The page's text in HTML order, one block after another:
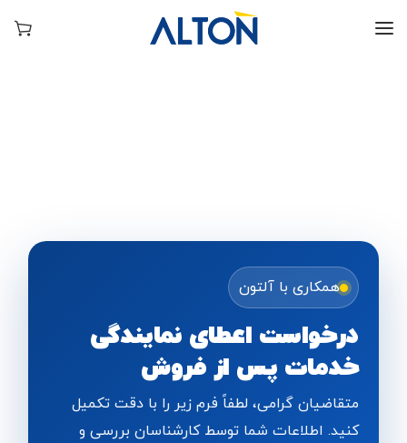
همکاری با آلتون
درخواست اعطای نمایندگی
خدمات پس از فروش
متقاضیان گرامی، لطفاً فرم زیر را با دقت تکمیل
کنید. اطلاعات شما توسط کارشناسان بررسی و